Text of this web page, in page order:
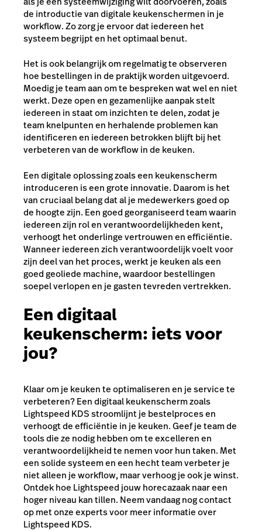
de introductie van digitale keukenschermen in je
workflow. Zo zorg je ervoor dat iedereen het
systeem begrijpt en het optimaal benut.
Het is ook belangrijk om regelmatig te observeren
hoe bestellingen in de praktijk worden uitgevoerd.
Moedig je team aan om te bespreken wat wel en niet
werkt. Deze open en gezamenlijke aanpak stelt
iedereen in staat om inzichten te delen, zodat je
team knelpunten en herhalende problemen kan
identificeren en iedereen betrokken blijft bij het
verbeteren van de workflow in de keuken.
Een digitale oplossing zoals een keukenscherm
introduceren is een grote innovatie. Daarom is het
van cruciaal belang dat al je medewerkers goed op
de hoogte zijn. Een goed georganiseerd team waarin
iedereen zijn rol en verantwoordelijkheden kent,
verhoogt het onderlinge vertrouwen en efficiëntie.
Wanneer iedereen zich verantwoordelijk voelt voor
zijn deel van het proces, werkt je keuken als een
goed geoliede machine, waardoor bestellingen
soepel verlopen en je gasten tevreden vertrekken.
Een digitaal
keukenscherm: iets voor
jou?
Klaar om je keuken te optimaliseren en je service te
verbeteren? Een digitaal keukenscherm zoals
Lightspeed KDS stroomlijnt je bestelproces en
verhoogt de efficiëntie in je keuken. Geef je team de
tools die ze nodig hebben om te excelleren en
verantwoordelijkheid te nemen voor hun taken. Met
een solide systeem en een hecht team verbeter je
niet alleen je workflow, maar verhoog je ook je winst.
Ontdek hoe Lightspeed jouw horecazaak naar een
hoger niveau kan tillen. Neem vandaag nog contact
op met onze experts voor meer informatie over
Lightspeed KDS.